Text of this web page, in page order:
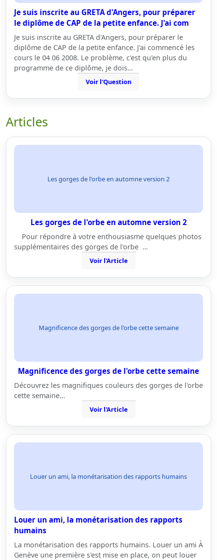
Je suis inscrite au GRETA d'Angers, pour préparer
le diplôme de CAP de la petite enfance. J'ai com
Je suis inscrite au GRETA d'Angers, pour préparer le
diplôme de CAP de la petite enfance. J'ai commencé les
cours le 04 06 2008. Le problème, c'est qu'en plus du
programme de ce diplôme, je dois…
Voir l'Question
Articles
Les gorges de l'orbe en automne version 2
Les gorges de l'orbe en automne version 2
Pour répondre à votre enthousiasme quelques photos
supplémentaires des gorges de l'orbe …
Voir l'Article
Magnificence des gorges de l'orbe cette semaine
Magnificence des gorges de l'orbe cette semaine
Découvrez les magnifiques couleurs des gorges de l'orbe
cette semaine…
Voir l'Article
Louer un ami, la monétarisation des rapports humains
Louer un ami, la monétarisation des rapports
humains
La monétarisation des rapports humains. Louer un ami À
Genève une première s'est mise en place, on peut louer